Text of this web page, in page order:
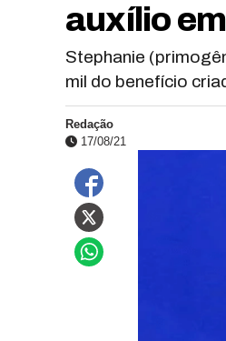
auxílio
Stephanie
mil do benefício
Redação
17/08/21